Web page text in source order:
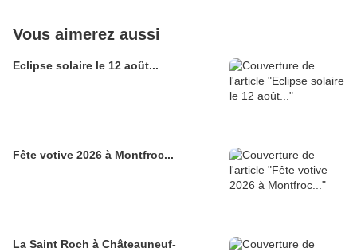
Vous aimerez aussi
Eclipse solaire le 12 août...
Fête votive 2026 à Montfroc...
La Saint Roch à Châteauneuf-